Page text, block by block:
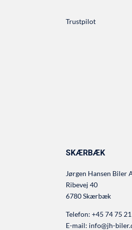
SKÆRBÆK
Jørgen Hansen Biler
Ribevej 40
6780 Skærbæk
Telefon:+45 74 75
E-mail: info@jh-
Trustpilot